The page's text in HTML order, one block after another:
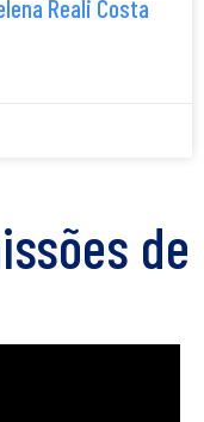
Reali Costa
de